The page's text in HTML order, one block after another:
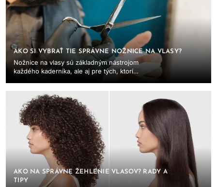
AKO SI VYBRAŤ TIE SPRÁVNE NOŽNICE NA VLASY?
Nožnice na vlasy sú základným nástrojom
každého kaderníka, ale aj pre tých, ktorí
AKO NA SPRÁVNE ŽEHLENIE VLASOV? RADY A
TIPY